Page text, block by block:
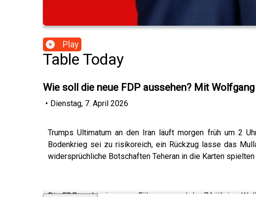
Play
Table Today
Wie soll die neue FDP aussehen? Mit
• Dienstag, 7. April 2026
Trumps Ultimatum an den Iran läuft morgen früh um 2
Bodenkrieg sei zu risikoreich, ein Rückzug lasse das
widersprüchliche Botschaften Teheran in die Karten